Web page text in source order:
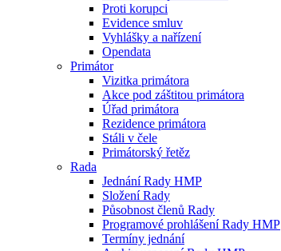
Proti korupci
Evidence smluv
Vyhlášky a nařízení
Opendata
Primátor
Vizitka primátora
Akce pod záštitou primátora
Úřad primátora
Rezidence primátora
Stáli v čele
Primátorský řetěz
Rada
Jednání Rady HMP
Složení Rady
Působnost členů Rady
Programové prohlášení Rady HMP
Termíny jednání